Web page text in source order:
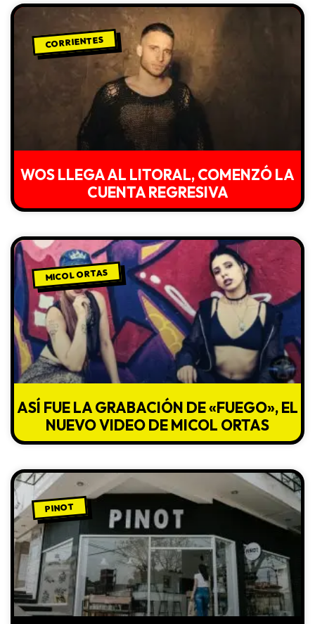
CORRIENTES
WOS LLEGA AL LITORAL, COMENZÓ LA
CUENTA REGRESIVA
MICOL ORTAS
ASÍ FUE LA GRABACIÓN DE «FUEGO», EL
NUEVO VIDEO DE MICOL ORTAS
PINOT